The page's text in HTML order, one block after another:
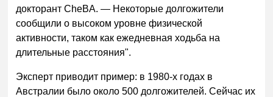
докторант CheBA.— Некоторые долгожители
сообщили о высоком уровне физической
активности, таком как ежедневная ходьба на
длительные расстояния".
Эксперт приводит пример: в 1980-х годах в
Австралии было около 500 долгожителей. Сейчас их